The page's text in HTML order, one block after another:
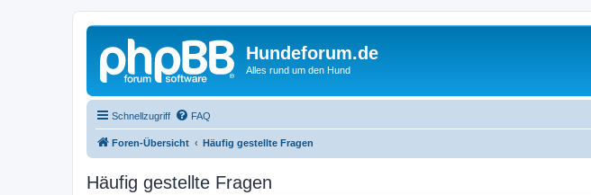
Hundeforum.de
Alles rund um den Hund
Schnellzugriff FAQ
Foren-Übersicht Häufig gestellte Fragen
Häufig gestellte Fragen